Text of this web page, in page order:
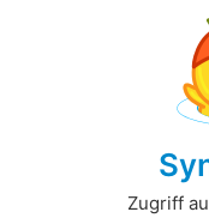
Zugriff